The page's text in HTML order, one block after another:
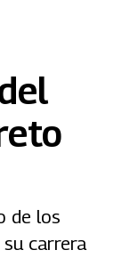
de los
carrera